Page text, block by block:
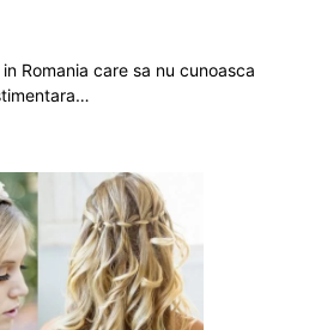
Romania care sa nu cunoasca